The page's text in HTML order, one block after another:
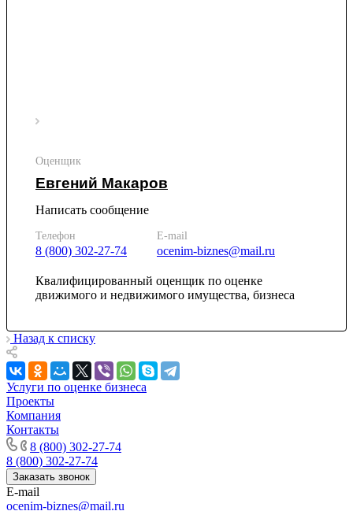
Оценщик
Евгений Макаров
Написать сообщение
Телефон
8 (800) 302-27-74
E-mail
ocenim-biznes@mail.ru
Квалифицированный оценщик по оценке
движимого и недвижимого имущества, бизнеса
Назад к списку
Услуги по оценке бизнеса
Проекты
Компания
Контакты
8 (800) 302-27-74
8 (800) 302-27-74
Заказать звонок
E-mail
ocenim-biznes@mail.ru
Иркутск
Ишимбай
Йошкар-Ола
Калининград
Камбарка
Каменка
Каменск-Шахтинский
Камень-на-Оби
Камышин
Камышлов
Канаш
Кандалакша
Канск
Карачев
Карпинск